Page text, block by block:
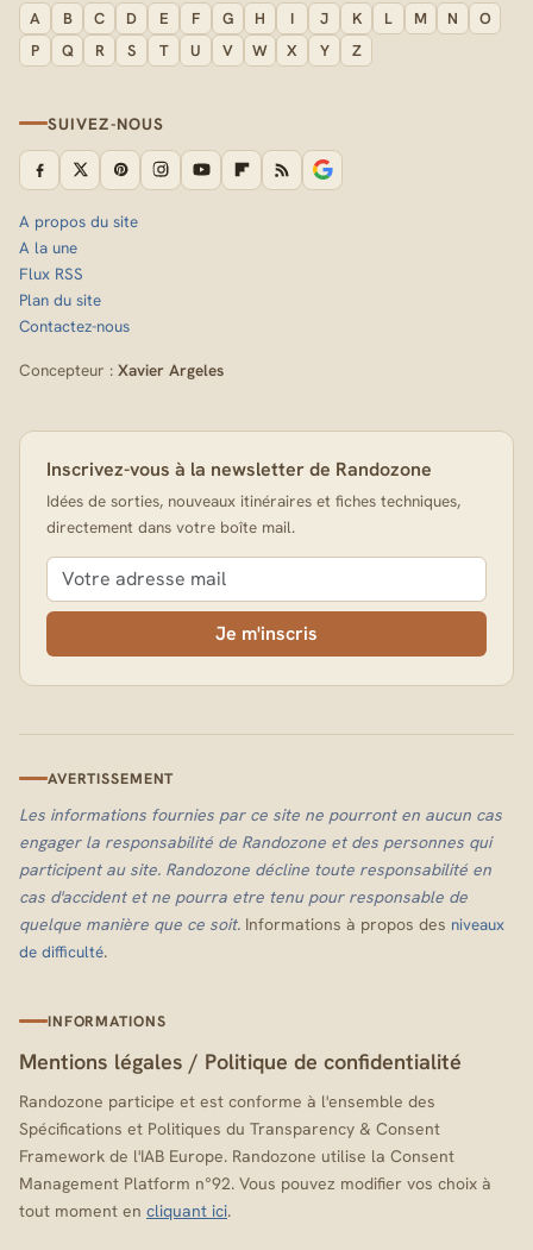
A B C D E F G H I J K L M N
O
P
Q R S T U V W X Y Z
SUIVEZ-NOUS
A propos du site
A la une
Flux RSS
Plan du site
Contactez-nous
Concepteur : Xavier Argeles
Inscrivez-vous à la newsletter de Randozone
Idées de sorties, nouveaux itinéraires et fiches techniques,
directement dans votre boîte mail.
Je m'inscris
AVERTISSEMENT
Les informations fournies par ce site ne pourront en aucun cas
engager la responsabilité de Randozone et des personnes qui
participent au site. Randozone décline toute responsabilité en
cas d'accident et ne pourra etre tenu pour responsable de
quelque manière que ce soit. Informations à propos des niveaux
de difficulté.
INFORMATIONS
Mentions légales / Politique de confidentialité
Randozone participe et est conforme à l'ensemble des
Spécifications et Politiques du Transparency & Consent
Framework de l'IAB Europe. Randozone utilise la Consent
Management Platform n°92. Vous pouvez modifier vos choix à
tout moment en cliquant ici.